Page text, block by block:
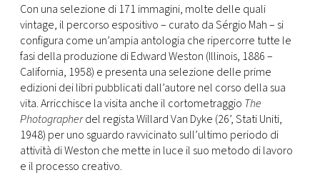
Con una selezione di 171 immagini, molte delle quali
vintage, il percorso espositivo – curato da Sérgio Mah – si
configura come un’ampia antologia che ripercorre tutte le
fasi della produzione di Edward Weston (Illinois, 1886 –
California, 1958) e presenta una selezione delle prime
edizioni dei libri pubblicati dall’autore nel corso della sua
vita. Arricchisce la visita anche il cortometraggio The
Photographerdel regista Willard Van Dyke (26’, Stati Uniti,
1948) per uno sguardo ravvicinato sull’ultimo periodo di
attività di Weston che mette in luce il suo metodo di lavoro
e il processo creativo.